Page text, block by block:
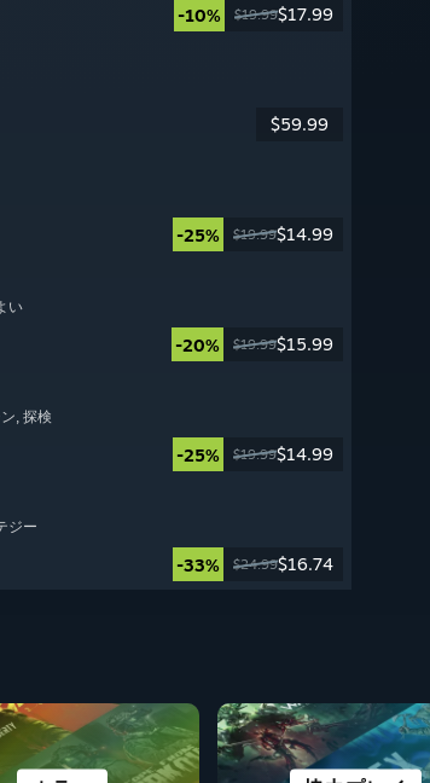
-10% $19.99$17.99
$59.99
-25% $19.99$14.99
い
-20% $19.99$15.99
, 探検
-25% $19.99$14.99
ジー
-33% $24.99$16.74